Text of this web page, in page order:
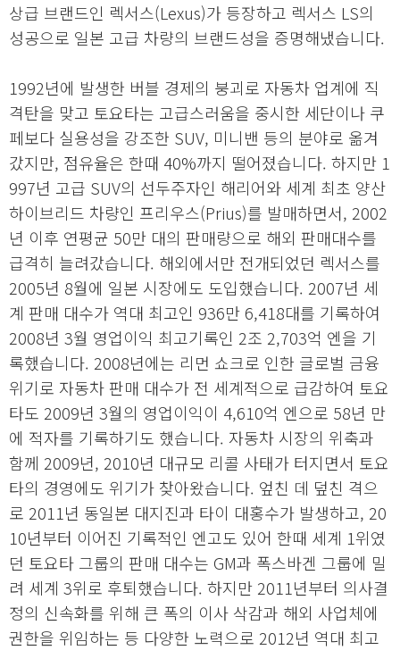
상급 브랜드인 렉서스(Lexus)가 등장하고 렉서스 LS의
성공으로 일본 고급 차량의 브랜드성을 증명해냈습니다.
1992년에 발생한 버블 경제의 붕괴로 자동차 업계에 직
격탄을 맞고 토요타는 고급스러움을 중시한 세단이나 쿠
페보다 실용성을 강조한 SUV, 미니밴 등의 분야로 옮겨
갔지만, 점유율은 한때 40%까지 떨어졌습니다. 하지만 1
997년 고급 SUV의 선두주자인 해리어와 세계 최초 양산
하이브리드 차량인 프리우스(Prius)를 발매하면서, 2002
년 이후 연평균 50만 대의 판매량으로 해외 판매대수를
급격히 늘려갔습니다. 해외에서만 전개되었던 렉서스를
2005년 8월에 일본 시장에도 도입했습니다. 2007년 세
계 판매 대수가 역대 최고인 936만 6,418대를 기록하여
2008년 3월 영업이익 최고기록인 2조 2,703억 엔을 기
록했습니다. 2008년에는 리먼 쇼크로 인한 글로벌 금융
위기로 자동차 판매 대수가 전 세계적으로 급감하여 토요
타도 2009년 3월의 영업이익이 4,610억 엔으로 58년 만
에 적자를 기록하기도 했습니다. 자동차 시장의 위축과
함께 2009년, 2010년 대규모 리콜 사태가 터지면서 토요
타의 경영에도 위기가 찾아왔습니다. 엎친 데 덮친 격으
로 2011년 동일본 대지진과 타이 대홍수가 발생하고, 20
10년부터 이어진 기록적인 엔고도 있어 한때 세계 1위였
던 토요타 그룹의 판매 대수는 GM과 폭스바겐 그룹에 밀
려 세계 3위로 후퇴했습니다. 하지만 2011년부터 의사결
정의 신속화를 위해 큰 폭의 이사 삭감과 해외 사업체에
권한을 위임하는 등 다양한 노력으로 2012년 역대 최고